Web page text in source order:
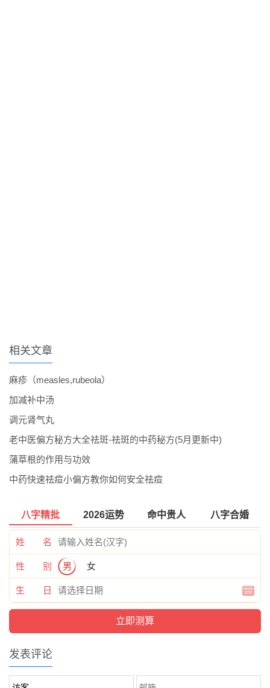
相关文章
麻疹（measles,rubeola）
加减补中汤
调元肾气丸
老中医偏方秘方大全祛斑-祛斑的中药秘方(5月更新中)
蒲草根的作用与功效
中药快速祛痘小偏方教你如何安全祛痘
八字精批 2026运势 命中贵人 八字合婚
姓 名
性 别 男 女
生 日
发表评论